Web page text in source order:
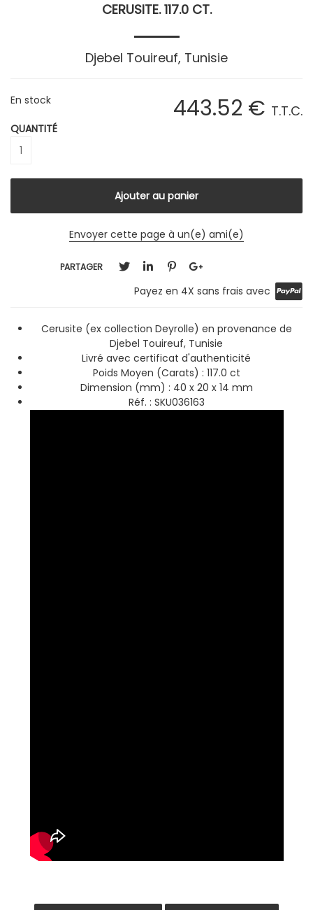
CERUSITE. 117.0 CT.
Djebel Touireuf, Tunisie
443.52 € T.T.C.
En stock
QUANTITÉ
Envoyer cette page à un(e) ami(e)
PARTAGER
Payez en 4X sans frais avec
Cerusite (ex collection Deyrolle) en provenance de
Djebel Touireuf, Tunisie
Livré avec certificat d'authenticité
Poids Moyen (Carats) : 117.0 ct
Dimension (mm) : 40 x 20 x 14 mm
Réf. : SKU036163